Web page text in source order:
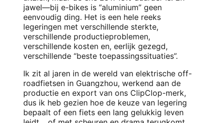
jawel—bij e-bikes is “aluminium” geen
eenvoudig ding. Het is een hele reeks
legeringen met verschillende sterkte,
verschillende productieproblemen,
verschillende kosten en, eerlijk gezegd,
verschillende “beste toepassingssituaties”.
Ik zit al jaren in de wereld van elektrische off-
roadfietsen in Guangzhou, werkend aan de
productie en export van ons ClipClop-merk,
dus ik heb gezien hoe de keuze van legering
bepaalt of een fiets een lang gelukkig leven